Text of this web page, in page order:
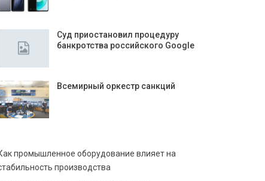
Суд приостановил процедуру
банкротства российского Google
Всемирный оркестр санкций
промышленное оборудование влияет на
производства